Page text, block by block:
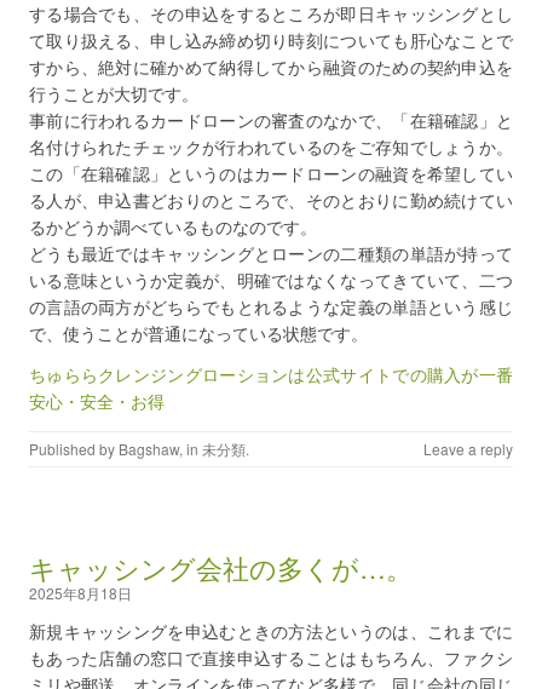
する場合でも、その申込をするところが即日キャッシングとし
て取り扱える、申し込み締め切り時刻についても肝心なことで
すから、絶対に確かめて納得してから融資のための契約申込を
行うことが大切です。
事前に行われるカードローンの審査のなかで、「在籍確認」と
名付けられたチェックが行われているのをご存知でしょうか。
この「在籍確認」というのはカードローンの融資を希望してい
る人が、申込書どおりのところで、そのとおりに勤め続けてい
るかどうか調べているものなのです。
どうも最近ではキャッシングとローンの二種類の単語が持って
いる意味というか定義が、明確ではなくなってきていて、二つ
の言語の両方がどちらでもとれるような定義の単語という感じ
で、使うことが普通になっている状態です。
ちゅららクレンジングローションは公式サイトでの購入が一番
安心・安全・お得
Published by Bagshaw, in 未分類. Leave a reply
キャッシング会社の多くが…。
2025年8月18日
新規キャッシングを申込むときの方法というのは、これまでに
もあった店舗の窓口で直接申込することはもちろん、ファクシ
ミリや郵送、オンラインを使ってなど多様で、同じ会社の同じ